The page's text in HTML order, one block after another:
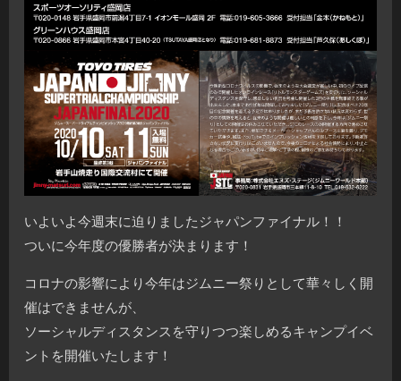
いよいよ今週末に迫りましたジャパンファイナル！！
ついに今年度の優勝者が決まります！
コロナの影響により今年はジムニー祭りとして華々しく開
催はできませんが、
ソーシャルディスタンスを守りつつ楽しめるキャンプイベ
ントを開催いたします！